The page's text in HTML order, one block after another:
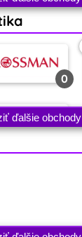
0
ďalšie obchody